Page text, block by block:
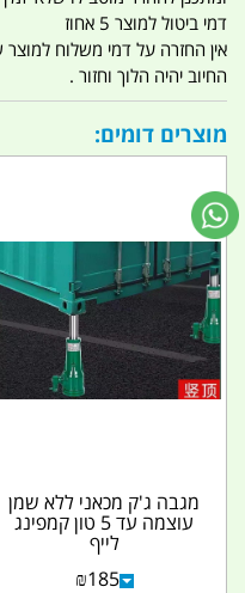
דמי ביטול למוצר 5 אחוז
אין החזרה על דמי משלוח
החיוב יהיה הלוך וחזור .
מוצרים דומים:
מגבה ג'ק מכאני ללא שמן
עוצמה עד 5 טון קמפינג
לייף
₪185